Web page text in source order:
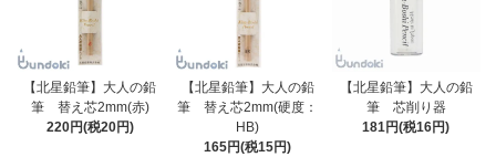
【北星鉛筆】大人の鉛
筆 替え芯2mm(赤)
220円(税20円)
【北星鉛筆】大人の鉛
筆 替え芯2mm(硬度：
HB)
165円(税15円)
【北星鉛筆】大人の鉛
筆 芯削り器
181円(税16円)